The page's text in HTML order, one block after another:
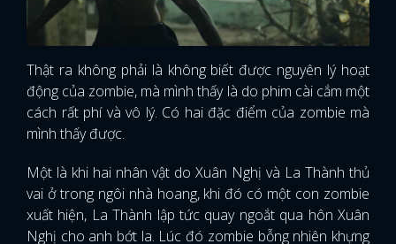
Thật ra không phải là không biết được nguyên lý hoạt
động của zombie, mà mình thấy là do phim cài cắm một
cách rất phí và vô lý. Có hai đặc điểm của zombie mà
mình thấy được.
Một là khi hai nhân vật do Xuân Nghị và La Thành thủ
vai ở trong ngôi nhà hoang, khi đó có một con zombie
xuất hiện, La Thành lập tức quay ngoắt qua hôn Xuân
Nghị cho anh bớt la. Lúc đó zombie bỗng nhiên khựng